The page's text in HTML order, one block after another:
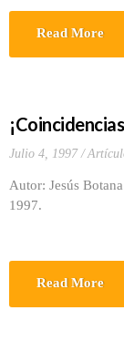
Read More
Julio 4, 1997
Autor: Jesús
1997.
Read More